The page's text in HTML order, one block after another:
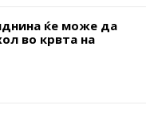
ќе може да
во крвта на